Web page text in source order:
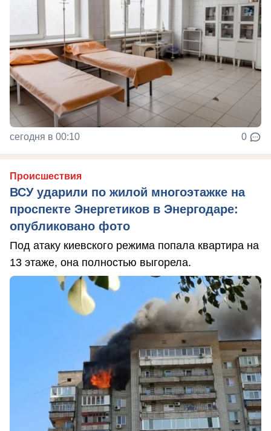
сегодня в 00:10 0
Происшествия
ВСУ ударили по жилой многоэтажке на
проспекте Энергетиков в Энергодаре:
опубликовано фото
Под атаку киевского режима попала квартира на
13 этаже, она полностью выгорела.